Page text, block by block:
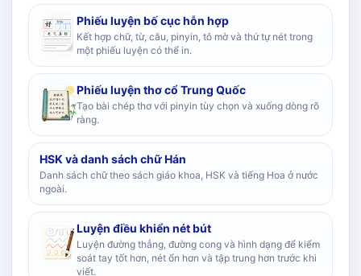
Phiếu luyện bố cục hỗn hợp
Kết hợp chữ, từ, câu, pinyin, tô mờ và thứ tự nét trong
một phiếu luyện có thể in.
Phiếu luyện thơ cổ Trung Quốc
Tạo bài chép thơ với pinyin tùy chọn và xuống dòng rõ
ràng.
HSK và danh sách chữ Hán
Danh sách chữ theo sách giáo khoa, HSK và tiếng Hoa ở nước
ngoài.
Luyện điều khiển nét bút
Luyện đường thẳng, đường cong và hình dạng để kiểm
soát tay tốt hơn, nét ổn hơn và tập trung hơn trước khi
viết.